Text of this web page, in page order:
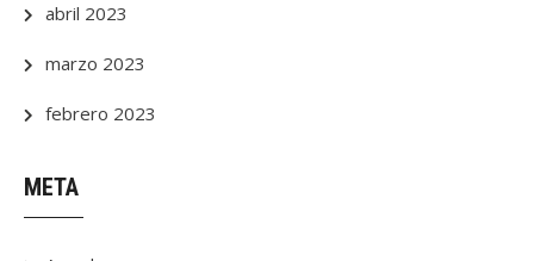
abril 2023
marzo 2023
febrero 2023
META